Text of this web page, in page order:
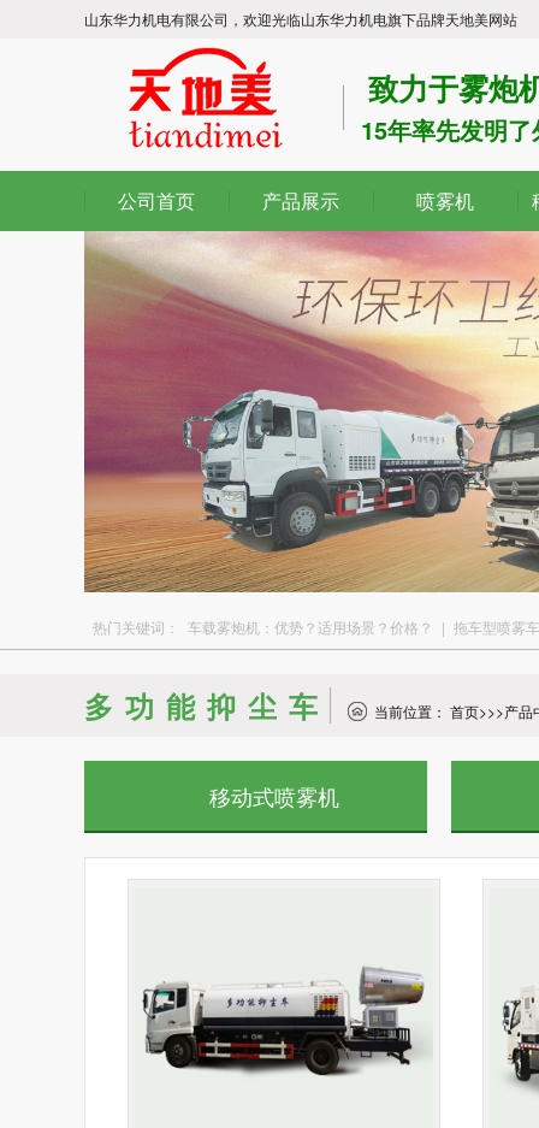
山东华力机电有限公司，欢迎光临山东华力机电旗下品牌天地美网站
致力于雾炮
15年率先发明
公司首页 产品展示 喷雾机
热门关键词： 车载雾炮机：优势？适用场景？价格？ | 拖车型喷雾车
多功能抑尘车 当前位置： 首页>>>产品
移动式喷雾机